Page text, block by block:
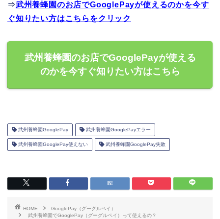
⇒武州養蜂園のお店でGooglePayが使えるのかを今す
ぐ知りたい方はこちらをクリック
武州養蜂園のお店でGooglePayが使える
のかを今すぐ知りたい方はこちら
武州養蜂園GooglePay 武州養蜂園GooglePayエラー
武州養蜂園GooglePay使えない 武州養蜂園GooglePay失敗
HOME
GooglePay（グーグルペイ）
武州養蜂園でGooglePay（グーグルペイ）って使えるの？